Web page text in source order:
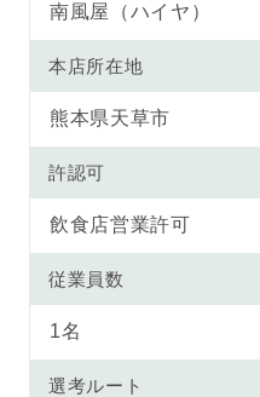
南風屋（ハイヤ）
本店所在地
熊本県天草市
許認可
飲食店営業許可
従業員数
1名
選考ルート